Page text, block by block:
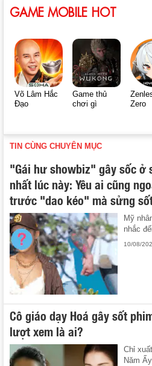
GAME MOBILE HOT
Võ Lâm Hắc
Đạo
Game thủ
chơi gì
Zero
TIN CÙNG CHUYÊN MỤC
"Gái hư showbiz" gây sốc ở
nhất lúc này: Yêu ai cũng
trước "dao kéo" mà sửng
Mỹ
nhắc
10/08/
Cô giáo dạy Hoá gây sốt
lượt xem là ai?
Chỉ
Năm